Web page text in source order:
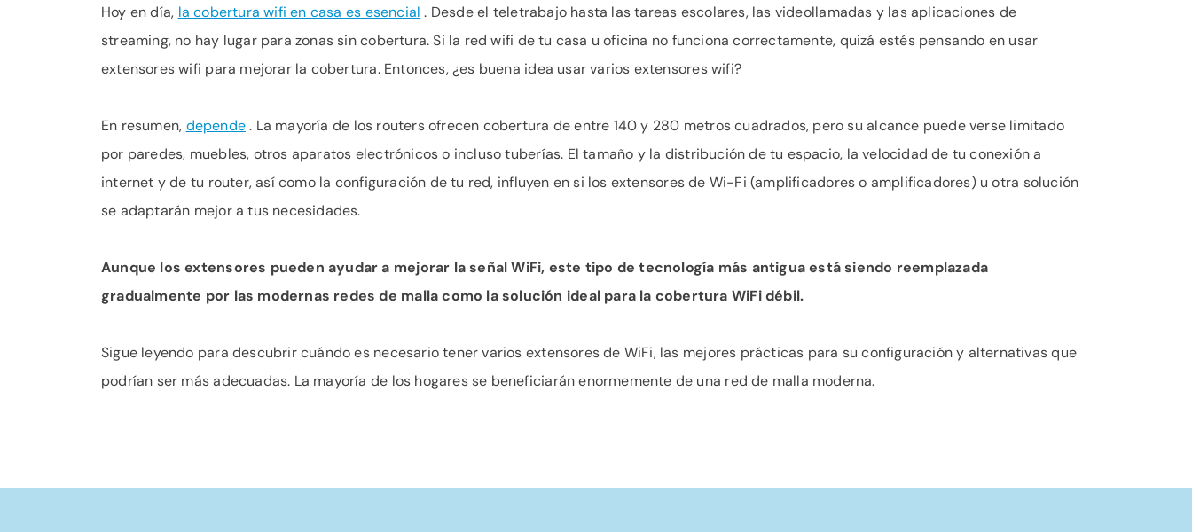
Hoy en día, la cobertura wifi en casa es esencial . Desde el teletrabajo hasta las tareas escolares, las videollamadas y las aplicaciones de
streaming, no hay lugar para zonas sin cobertura. Si la red wifi de tu casa u oficina no funciona correctamente, quizá estés pensando en usar
extensores wifi para mejorar la cobertura. Entonces, ¿es buena idea usar varios extensores wifi?
En resumen, depende. La mayoría de los routers ofrecen cobertura de entre 140 y 280 metros cuadrados, pero su alcance puede verse limitado
por paredes, muebles, otros aparatos electrónicos o incluso tuberías. El tamaño y la distribución de tu espacio, la velocidad de tu conexión a
internet y de tu router, así como la configuración de tu red, influyen en si los extensores de Wi-Fi (amplificadores o amplificadores) u otra solución
se adaptarán mejor a tus necesidades.
Aunque los extensores pueden ayudar a mejorar la señal WiFi, este tipo de tecnología más antigua está siendo reemplazada
gradualmente por las modernas redes de malla como la solución ideal para la cobertura WiFi débil.
Sigue leyendo para descubrir cuándo es necesario tener varios extensores de WiFi, las mejores prácticas para su configuración y alternativas que
podrían ser más adecuadas. La mayoría de los hogares se beneficiarán enormemente de una red de malla moderna.